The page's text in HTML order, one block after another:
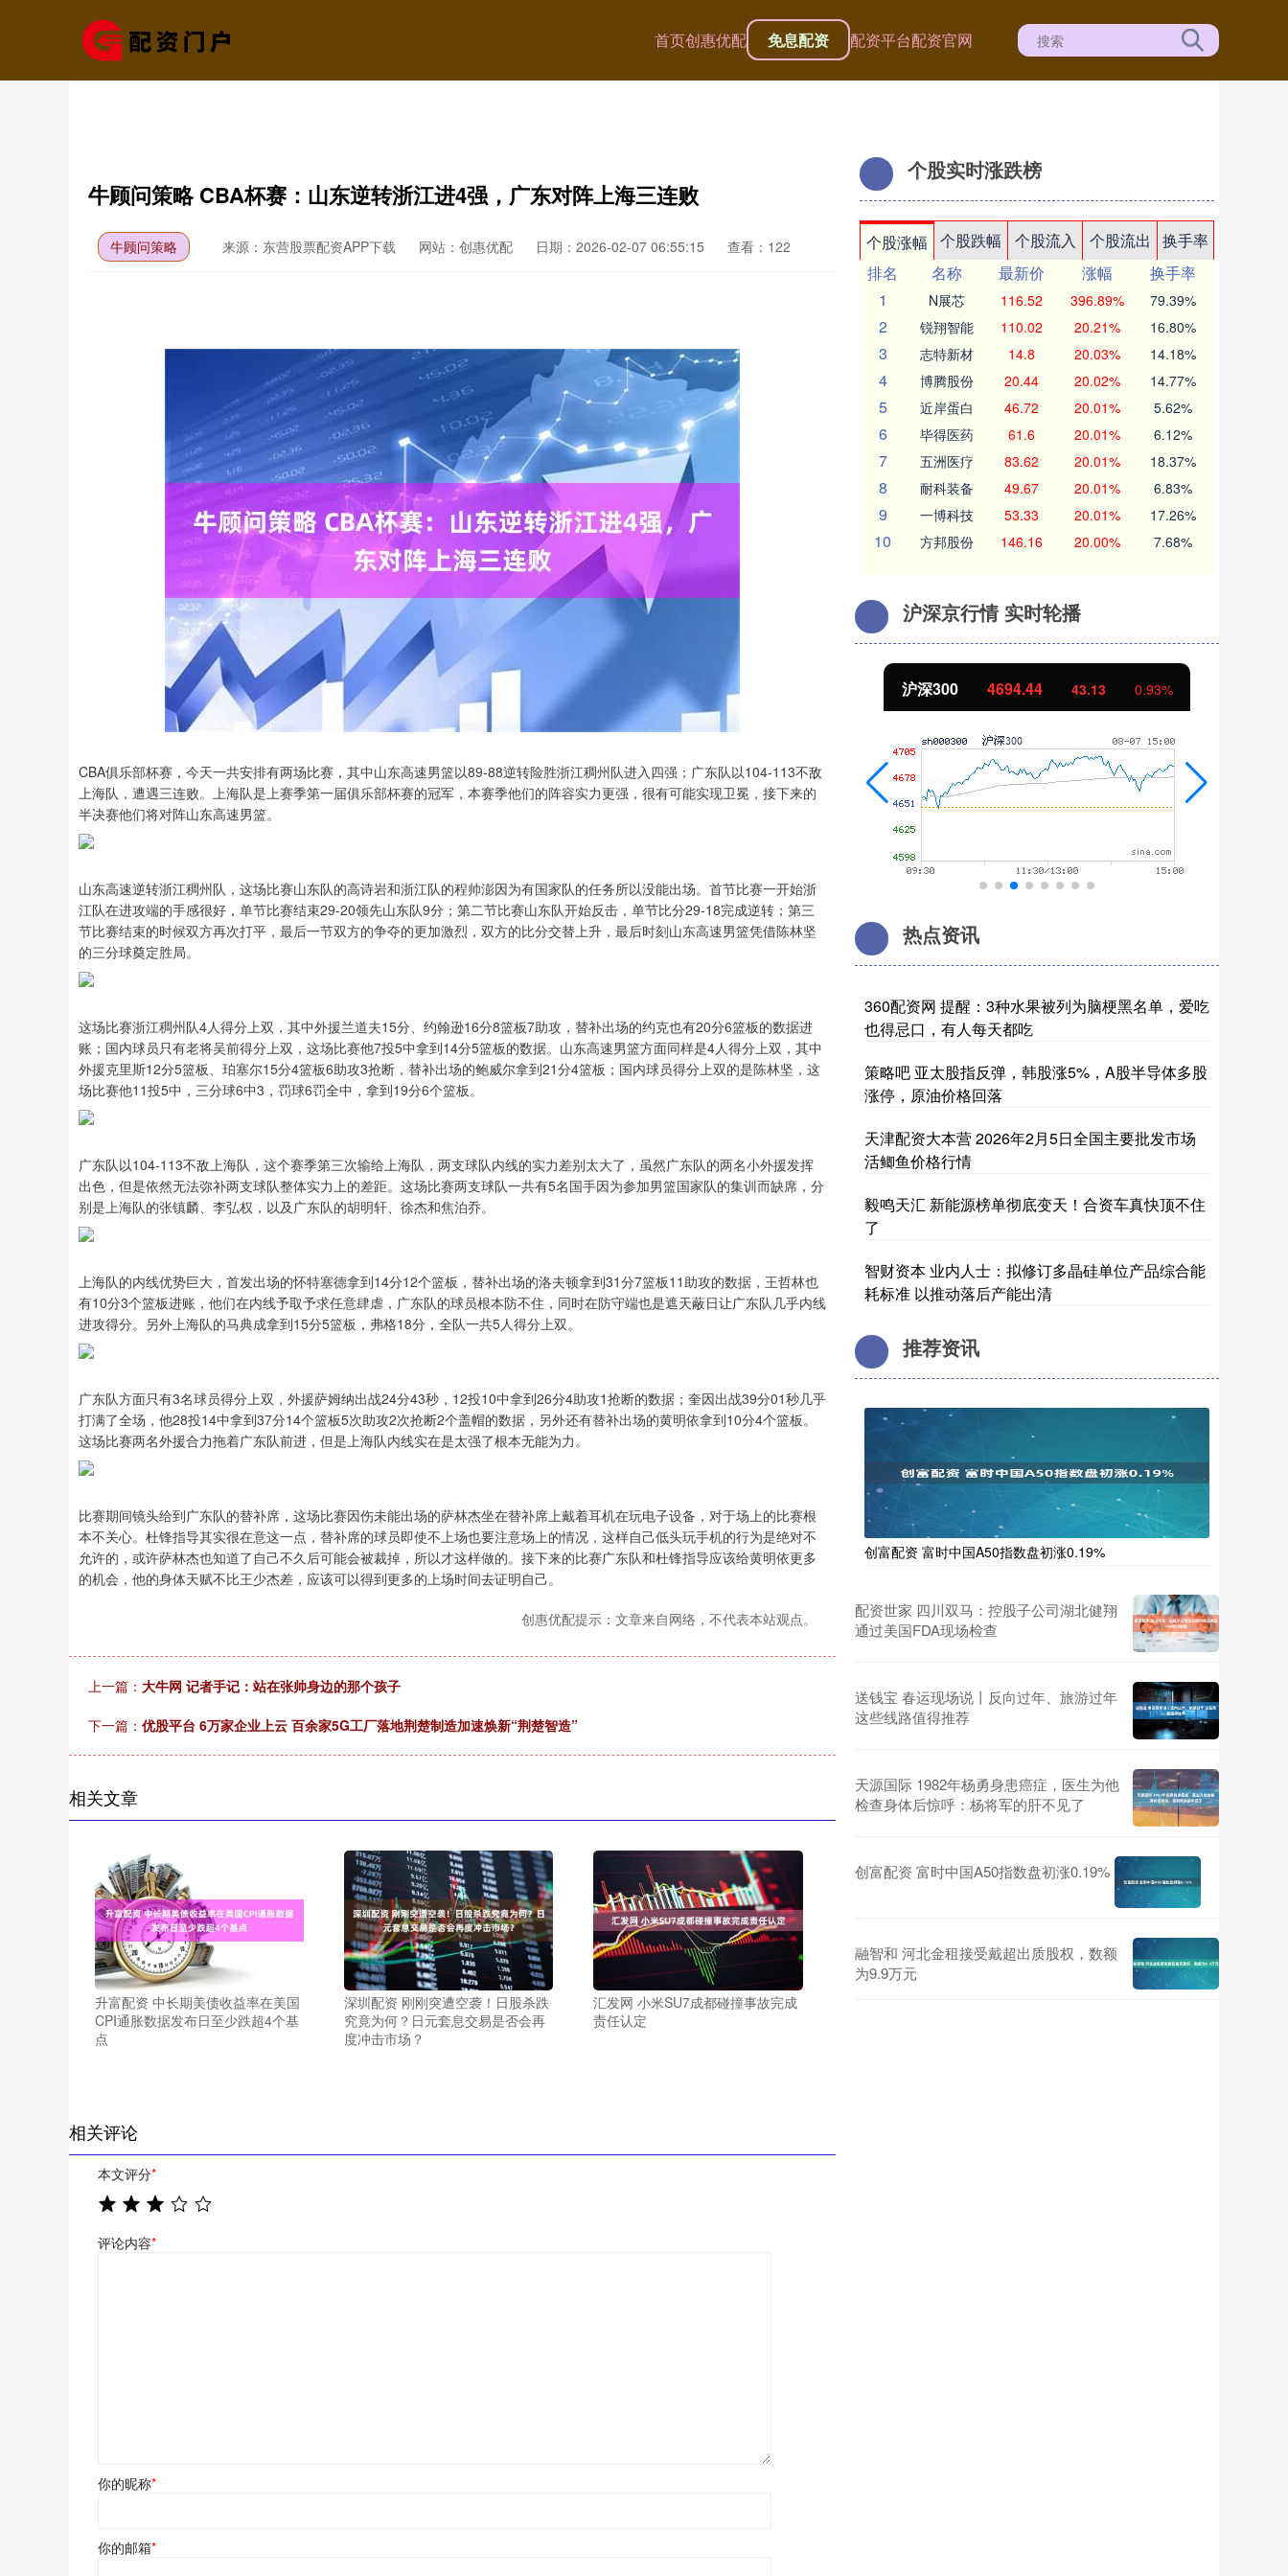
首页创惠优配 免息配资 配资平台配资官网
牛顾问策略 CBA杯赛：山东逆转浙江进4强，广东对阵上海三连败
牛顾问策略 来源：东营股票配资APP下载 网站：创惠优配 日期：2026-02-07 06:55:15 查看：122
CBA俱乐部杯赛，今天一共安排有两场比赛，其中山东高速男篮以89-88逆转险胜浙江稠州队进入四强；广东队以104-113不敌
上海队，遭遇三连败。上海队是上赛季第一届俱乐部杯赛的冠军，本赛季他们的阵容实力更强，很有可能实现卫冕，接下来的
半决赛他们将对阵山东高速男篮。
山东高速逆转浙江稠州队，这场比赛山东队的高诗岩和浙江队的程帅澎因为有国家队的任务所以没能出场。首节比赛一开始浙
江队在进攻端的手感很好，单节比赛结束29-20领先山东队9分；第二节比赛山东队开始反击，单节比分29-18完成逆转；第三
节比赛结束的时候双方再次打平，最后一节双方的争夺的更加激烈，双方的比分交替上升，最后时刻山东高速男篮凭借陈林坚
的三分球奠定胜局。
这场比赛浙江稠州队4人得分上双，其中外援兰道夫15分、约翰逊16分8篮板7助攻，替补出场的约克也有20分6篮板的数据进
账；国内球员只有老将吴前得分上双，这场比赛他7投5中拿到14分5篮板的数据。山东高速男篮方面同样是4人得分上双，其中
外援克里斯12分5篮板、珀塞尔15分4篮板6助攻3抢断，替补出场的鲍威尔拿到21分4篮板；国内球员得分上双的是陈林坚，这
场比赛他11投5中，三分球6中3，罚球6罚全中，拿到19分6个篮板。
广东队以104-113不敌上海队，这个赛季第三次输给上海队，两支球队内线的实力差别太大了，虽然广东队的两名小外援发挥
出色，但是依然无法弥补两支球队整体实力上的差距。这场比赛两支球队一共有5名国手因为参加男篮国家队的集训而缺席，分
别是上海队的张镇麟、李弘权，以及广东队的胡明轩、徐杰和焦泊乔。
上海队的内线优势巨大，首发出场的怀特塞德拿到14分12个篮板，替补出场的洛夫顿拿到31分7篮板11助攻的数据，王哲林也
有10分3个篮板进账，他们在内线予取予求任意肆虐，广东队的球员根本防不住，同时在防守端也是遮天蔽日让广东队几乎内线
进攻得分。另外上海队的马典成拿到15分5篮板，弗格18分，全队一共5人得分上双。
广东队方面只有3名球员得分上双，外援萨姆纳出战24分43秒，12投10中拿到26分4助攻1抢断的数据；奎因出战39分01秒几乎
打满了全场，他28投14中拿到37分14个篮板5次助攻2次抢断2个盖帽的数据，另外还有替补出场的黄明依拿到10分4个篮板。
这场比赛两名外援合力拖着广东队前进，但是上海队内线实在是太强了根本无能为力。
比赛期间镜头给到广东队的替补席，这场比赛因伤未能出场的萨林杰坐在替补席上戴着耳机在玩电子设备，对于场上的比赛根
本不关心。杜锋指导其实很在意这一点，替补席的球员即使不上场也要注意场上的情况，这样自己低头玩手机的行为是绝对不
允许的，或许萨林杰也知道了自己不久后可能会被裁掉，所以才这样做的。接下来的比赛广东队和杜锋指导应该给黄明依更多
的机会，他的身体天赋不比王少杰差，应该可以得到更多的上场时间去证明自己。
创惠优配提示：文章来自网络，不代表本站观点。
上一篇： 大牛网 记者手记：站在张帅身边的那个孩子
下一篇： 优股平台 6万家企业上云 百余家5G工厂落地荆楚制造加速焕新“荆楚智造”
相关文章
升富配资 中长期美债收益率在美国
CPI通胀数据发布日至少跌超4个基
点
深圳配资 刚刚突遭空袭！日股杀跌
究竟为何？日元套息交易是否会再
度冲击市场？
汇发网 小米SU7成都碰撞事故完成
责任认定
相关评论
本文评分*
评论内容*
你的昵称*
你的邮箱*
个股实时涨跌榜
个股涨幅 个股跌幅 个股流入 个股流出
换手率
排名
名称 最新价 涨幅
换手率
1
N展芯 116.52 396.89% 79.39%
2 锐翔智能 110.02 20.21% 16.80%
3 志特新材 14.8 20.03% 14.18%
4 博腾股份 20.44 20.02% 14.77%
5 近岸蛋白 46.72 20.01% 5.62%
6 毕得医药 61.6 20.01% 6.12%
7 五洲医疗 83.62 20.01% 18.37%
8 耐科装备 49.67 20.01% 6.83%
9 一博科技 53.33 20.01% 17.26%
10 方邦股份 146.16 20.00% 7.68%
沪深京行情 实时轮播
深证成指 14311.01 200.89 沪深300 4694.44 43.13 北证50 1134.24 11.37 1.01%
热点资讯
360配资网 提醒：3种水果被列为脑梗黑名单，爱吃
也得忌口，有人每天都吃
策略吧 亚太股指反弹，韩股涨5%，A股半导体多股
涨停，原油价格回落
天津配资大本营 2026年2月5日全国主要批发市场
活鲫鱼价格行情
毅鸣天汇 新能源榜单彻底变天！合资车真快顶不住
了
智财资本 业内人士：拟修订多晶硅单位产品综合能
耗标准 以推动落后产能出清
推荐资讯
创富配资 富时中国A50指数盘初涨0.19%
配资世家 四川双马：控股子公司湖北健翔
通过美国FDA现场检查
送钱宝 春运现场说丨反向过年、旅游过年
这些线路值得推荐
天源国际 1982年杨勇身患癌症，医生为他
检查身体后惊呼：杨将军的肝不见了
创富配资 富时中国A50指数盘初涨0.19%
融智和 河北金租接受戴超出质股权，数额
为9.9万元